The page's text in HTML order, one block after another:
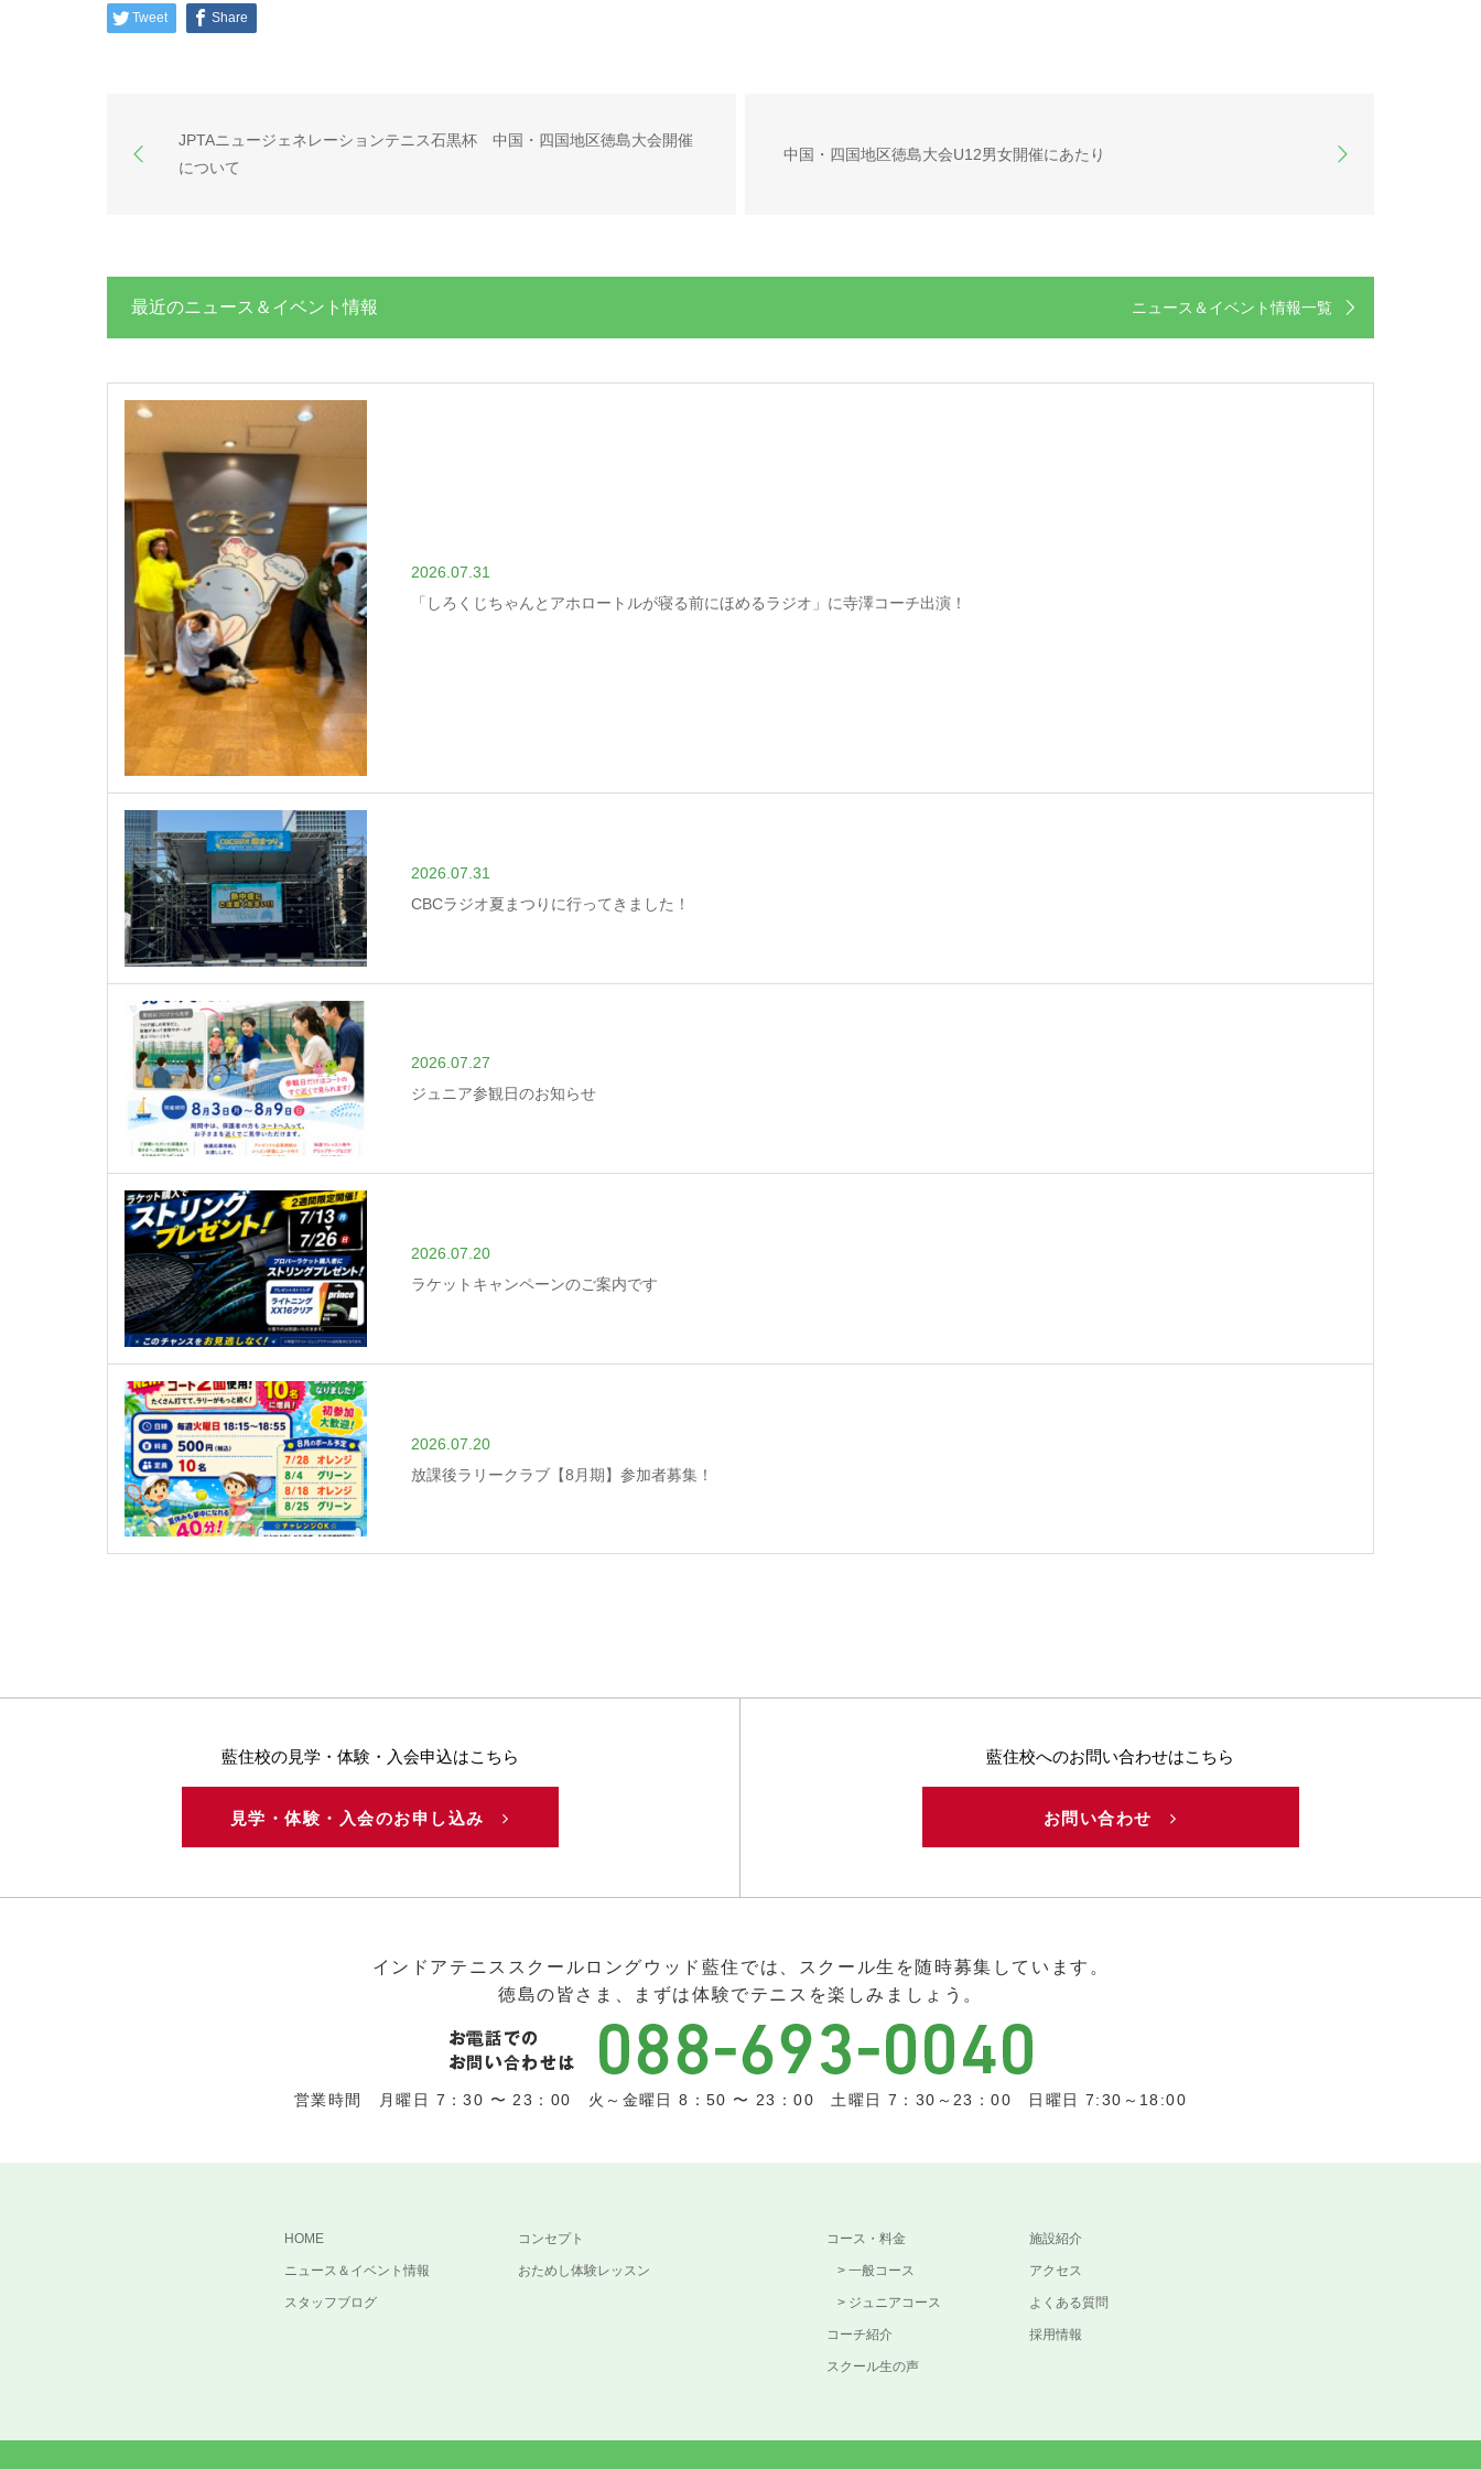
Tweet Share
JPTAニュージェネレーションテニス石黒杯 中国・四国地区徳島大会開催
について
中国・四国地区徳島大会U12男女開催にあたり
最近のニュース＆イベント情報 ニュース＆イベント情報一覧
2026.07.31
「しろくじちゃんとアホロートルが寝る前にほめるラジオ」に寺澤コーチ出演！
2026.07.31
CBCラジオ夏まつりに行ってきました！
2026.07.27
ジュニア参観日のお知らせ
2026.07.20
ラケットキャンペーンのご案内です
2026.07.20
放課後ラリークラブ【8月期】参加者募集！
藍住校の見学・体験・入会申込はこちら
見学・体験・入会のお申し込み
藍住校へのお問い合わせはこちら
お問い合わせ
インドアテニススクールロングウッド藍住では、スクール生を随時募集しています。
徳島の皆さま、まずは体験でテニスを楽しみましょう。
営業時間 月曜日 7：30 〜 23：00 火～金曜日 8：50 〜 23：00 土曜日 7：30～23：00 日曜日 7:30～18:00
HOME
ニュース＆イベント情報
スタッフブログ
コンセプト
おためし体験レッスン
コース・料金
一般コース
ジュニアコース
コーチ紹介
スクール生の声
施設紹介
アクセス
よくある質問
採用情報